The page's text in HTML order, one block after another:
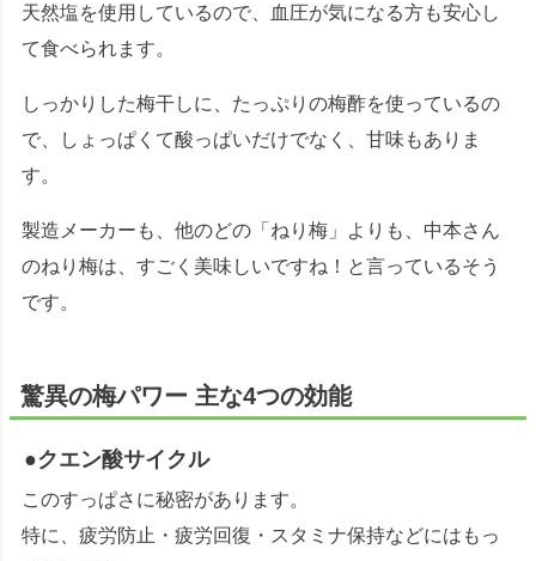
天然塩を使用しているので、血圧が気になる方も安心し
て食べられます。
しっかりした梅干しに、たっぷりの梅酢を使っているの
で、しょっぱくて酸っぱいだけでなく、甘味もありま
す。
製造メーカーも、他のどの「ねり梅」よりも、中本さん
のねり梅は、すごく美味しいですね！と言っているそう
です。
驚異の梅パワー 主な4つの効能
●クエン酸サイクル
このすっぱさに秘密があります。
特に、疲労防止・疲労回復・スタミナ保持などにはもっ